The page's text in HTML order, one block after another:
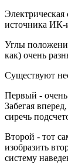
источника ИК-
Углы
как) очень
Существуют
Первый -
Забегая
сиречь
Второй - тот
изобразить
систему